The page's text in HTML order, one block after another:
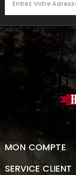
MON COMPTE
SERVICE CLIENT